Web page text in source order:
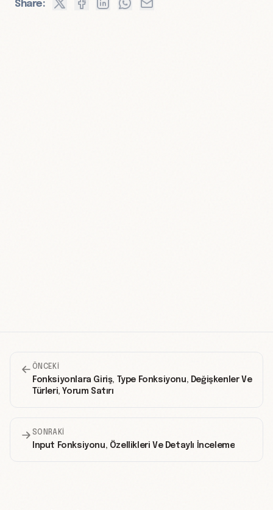
Share:
ÖNCEKI
Fonksiyonlara Giriş, Type Fonksiyonu, Değişkenler Ve
Türleri, Yorum Satırı
SONRAKI
Input Fonksiyonu, Özellikleri Ve Detaylı İnceleme